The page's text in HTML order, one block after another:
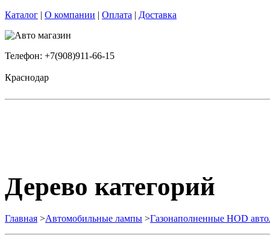
Каталог | О компании | Оплата | Доставка
Телефон: +7(908)911-66-15
Краснодар
Дерево категорий
Главная >Автомобильные лампы >Газонаполненные HOD